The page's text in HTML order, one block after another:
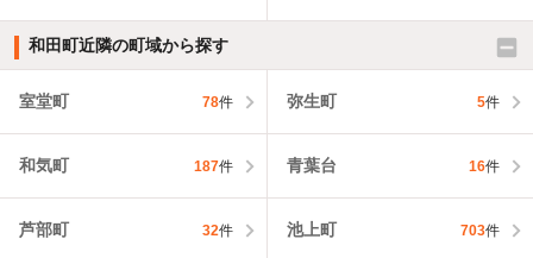
和田町近隣の町域から探す
室堂町 78件 弥生町 5件
和気町 187件 青葉台 16件
芦部町 32件 池上町 703件